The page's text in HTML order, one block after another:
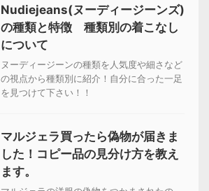
Nudiejeans(ヌーディージーンズ)
の種類と特徴 種類別の着こなし
について
ヌーディージーンの種類を人気度や細さなど
の視点から種類別に紹介！自分に合った一足
を見つけて下さい！！
マルジェラ買ったら偽物が届きま
した！コピー品の見分け方を教え
ます。